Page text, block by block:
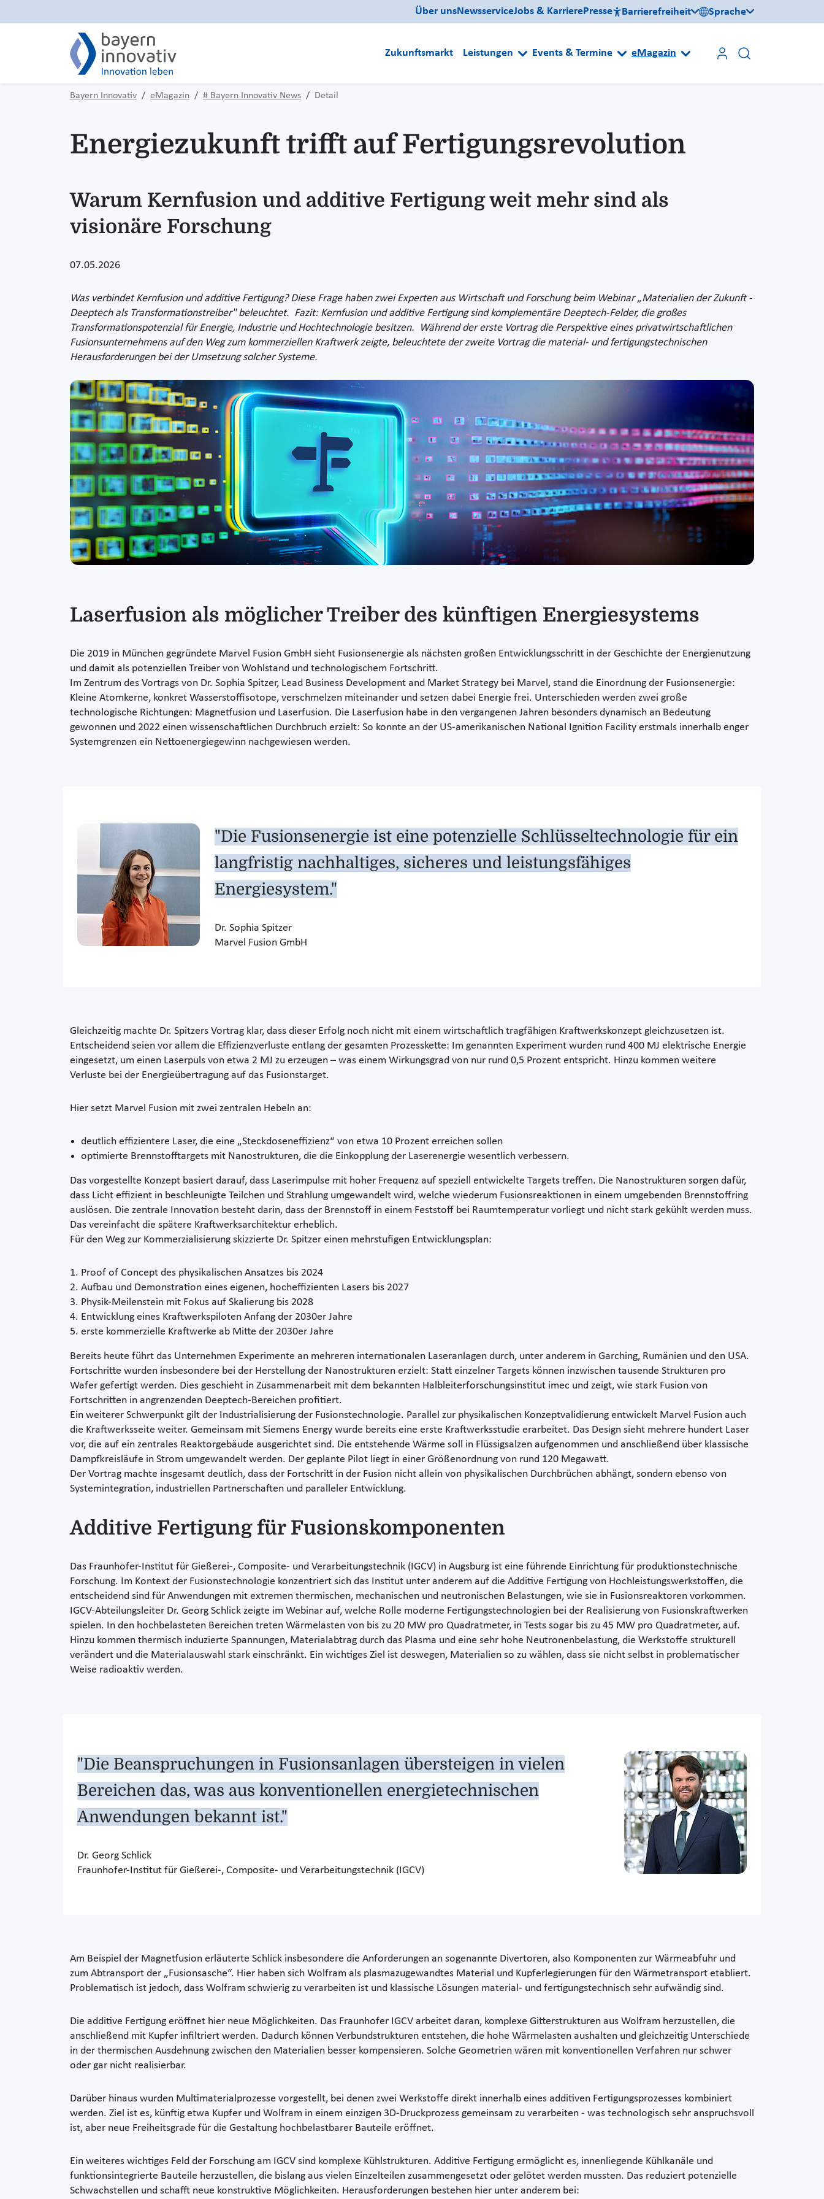
Über unsNewsserviceJobs & KarrierePresse Barrierefreiheit Sprache
Zukunftsmarkt Leistungen Events & Termine eMagazin
Bayern Innovativ eMagazin # Bayern Innovativ News Detail
Energiezukunft trifft auf Fertigungsrevolution
Warum Kernfusion und additive Fertigung weit mehr sind als
visionäre Forschung
07.05.2026
Was verbindet Kernfusion und additive Fertigung? Diese Frage haben zwei Experten aus Wirtschaft und Forschung beim Webinar „Materialien der Zukunft -
Deeptech als Transformationstreiber" beleuchtet. Fazit: Kernfusion und additive Fertigung sind komplementäre Deeptech-Felder, die großes
Transformationspotenzial für Energie, Industrie und Hochtechnologie besitzen. Während der erste Vortrag die Perspektive eines privatwirtschaftlichen
Fusionsunternehmens auf den Weg zum kommerziellen Kraftwerk zeigte, beleuchtete der zweite Vortrag die material- und fertigungstechnischen
Herausforderungen bei der Umsetzung solcher Systeme.
Laserfusion als möglicher Treiber des künftigen Energiesystems
Die 2019 in München gegründete Marvel Fusion GmbH sieht Fusionsenergie als nächsten großen Entwicklungsschritt in der Geschichte der Energienutzung
und damit als potenziellen Treiber von Wohlstand und technologischem Fortschritt.
Im Zentrum des Vortrags von Dr. Sophia Spitzer, Lead Business Development and Market Strategy bei Marvel, stand die Einordnung der Fusionsenergie:
Kleine Atomkerne, konkret Wasserstoffisotope, verschmelzen miteinander und setzen dabei Energie frei. Unterschieden werden zwei große
technologische Richtungen: Magnetfusion und Laserfusion. Die Laserfusion habe in den vergangenen Jahren besonders dynamisch an Bedeutung
gewonnen und 2022 einen wissenschaftlichen Durchbruch erzielt: So konnte an der US-amerikanischen National Ignition Facility erstmals innerhalb enger
Systemgrenzen ein Nettoenergiegewinn nachgewiesen werden.
"Die Fusionsenergie ist eine potenzielle Schlüsseltechnologie für ein
langfristig nachhaltiges, sicheres und leistungsfähiges
Energiesystem."
Dr. Sophia Spitzer
Marvel Fusion GmbH
Gleichzeitig machte Dr. Spitzers Vortrag klar, dass dieser Erfolg noch nicht mit einem wirtschaftlich tragfähigen Kraftwerkskonzept gleichzusetzen ist.
Entscheidend seien vor allem die Effizienzverluste entlang der gesamten Prozesskette: Im genannten Experiment wurden rund 400 MJ elektrische Energie
eingesetzt, um einen Laserpuls von etwa 2 MJ zu erzeugen – was einem Wirkungsgrad von nur rund 0,5 Prozent entspricht. Hinzu kommen weitere
Verluste bei der Energieübertragung auf das Fusionstarget.
Hier setzt Marvel Fusion mit zwei zentralen Hebeln an:
deutlich effizientere Laser, die eine „Steckdoseneffizienz“ von etwa 10 Prozent erreichen sollen
optimierte Brennstofftargets mit Nanostrukturen, die die Einkopplung der Laserenergie wesentlich verbessern.
Das vorgestellte Konzept basiert darauf, dass Laserimpulse mit hoher Frequenz auf speziell entwickelte Targets treffen. Die Nanostrukturen sorgen dafür,
dass Licht effizient in beschleunigte Teilchen und Strahlung umgewandelt wird, welche wiederum Fusionsreaktionen in einem umgebenden Brennstoffring
auslösen. Die zentrale Innovation besteht darin, dass der Brennstoff in einem Feststoff bei Raumtemperatur vorliegt und nicht stark gekühlt werden muss.
Das vereinfacht die spätere Kraftwerksarchitektur erheblich.
Für den Weg zur Kommerzialisierung skizzierte Dr. Spitzer einen mehrstufigen Entwicklungsplan:
Proof of Concept des physikalischen Ansatzes bis 2024
Aufbau und Demonstration eines eigenen, hocheffizienten Lasers bis 2027
Physik-Meilenstein mit Fokus auf Skalierung bis 2028
Entwicklung eines Kraftwerkspiloten Anfang der 2030er Jahre
erste kommerzielle Kraftwerke ab Mitte der 2030er Jahre
Bereits heute führt das Unternehmen Experimente an mehreren internationalen Laseranlagen durch, unter anderem in Garching, Rumänien und den USA.
Fortschritte wurden insbesondere bei der Herstellung der Nanostrukturen erzielt: Statt einzelner Targets können inzwischen tausende Strukturen pro
Wafer gefertigt werden. Dies geschieht in Zusammenarbeit mit dem bekannten Halbleiterforschungsinstitut imec und zeigt, wie stark Fusion von
Fortschritten in angrenzenden Deeptech-Bereichen profitiert.
Ein weiterer Schwerpunkt gilt der Industrialisierung der Fusionstechnologie. Parallel zur physikalischen Konzeptvalidierung entwickelt Marvel Fusion auch
die Kraftwerksseite weiter. Gemeinsam mit Siemens Energy wurde bereits eine erste Kraftwerksstudie erarbeitet. Das Design sieht mehrere hundert Laser
vor, die auf ein zentrales Reaktorgebäude ausgerichtet sind. Die entstehende Wärme soll in Flüssigsalzen aufgenommen und anschließend über klassische
Dampfkreisläufe in Strom umgewandelt werden. Der geplante Pilot liegt in einer Größenordnung von rund 120 Megawatt.
Der Vortrag machte insgesamt deutlich, dass der Fortschritt in der Fusion nicht allein von physikalischen Durchbrüchen abhängt, sondern ebenso von
Systemintegration, industriellen Partnerschaften und paralleler Entwicklung.
Additive Fertigung für Fusionskomponenten
Das Fraunhofer-Institut für Gießerei-, Composite- und Verarbeitungstechnik (IGCV) in Augsburg ist eine führende Einrichtung für produktionstechnische
Forschung. Im Kontext der Fusionstechnologie konzentriert sich das Institut unter anderem auf die Additive Fertigung von Hochleistungswerkstoffen, die
entscheidend sind für Anwendungen mit extremen thermischen, mechanischen und neutronischen Belastungen, wie sie in Fusionsreaktoren vorkommen.
IGCV-Abteilungsleiter Dr. Georg Schlick zeigte im Webinar auf, welche Rolle moderne Fertigungstechnologien bei der Realisierung von Fusionskraftwerken
spielen. In den hochbelasteten Bereichen treten Wärmelasten von bis zu 20 MW pro Quadratmeter, in Tests sogar bis zu 45 MW pro Quadratmeter, auf.
Hinzu kommen thermisch induzierte Spannungen, Materialabtrag durch das Plasma und eine sehr hohe Neutronenbelastung, die Werkstoffe strukturell
verändert und die Materialauswahl stark einschränkt. Ein wichtiges Ziel ist deswegen, Materialien so zu wählen, dass sie nicht selbst in problematischer
Weise radioaktiv werden.
"Die Beanspruchungen in Fusionsanlagen übersteigen in vielen
Bereichen das, was aus konventionellen energietechnischen
Anwendungen bekannt ist."
Dr. Georg Schlick
Fraunhofer-Institut für Gießerei-, Composite- und Verarbeitungstechnik (IGCV)
Am Beispiel der Magnetfusion erläuterte Schlick insbesondere die Anforderungen an sogenannte Divertoren, also Komponenten zur Wärmeabfuhr und
zum Abtransport der „Fusionsasche“. Hier haben sich Wolfram als plasmazugewandtes Material und Kupferlegierungen für den Wärmetransport etabliert.
Problematisch ist jedoch, dass Wolfram schwierig zu verarbeiten ist und klassische Lösungen material- und fertigungstechnisch sehr aufwändig sind.
Die additive Fertigung eröffnet hier neue Möglichkeiten. Das Fraunhofer IGCV arbeitet daran, komplexe Gitterstrukturen aus Wolfram herzustellen, die
anschließend mit Kupfer infiltriert werden. Dadurch können Verbundstrukturen entstehen, die hohe Wärmelasten aushalten und gleichzeitig Unterschiede
in der thermischen Ausdehnung zwischen den Materialien besser kompensieren. Solche Geometrien wären mit konventionellen Verfahren nur schwer
oder gar nicht realisierbar.
Darüber hinaus wurden Multimaterialprozesse vorgestellt, bei denen zwei Werkstoffe direkt innerhalb eines additiven Fertigungsprozesses kombiniert
werden. Ziel ist es, künftig etwa Kupfer und Wolfram in einem einzigen 3D-Druckprozess gemeinsam zu verarbeiten - was technologisch sehr anspruchsvoll
ist, aber neue Freiheitsgrade für die Gestaltung hochbelastbarer Bauteile eröffnet.
Ein weiteres wichtiges Feld der Forschung am IGCV sind komplexe Kühlstrukturen. Additive Fertigung ermöglicht es, innenliegende Kühlkanäle und
funktionsintegrierte Bauteile herzustellen, die bislang aus vielen Einzelteilen zusammengesetzt oder gelötet werden mussten. Das reduziert potenzielle
Schwachstellen und schafft neue konstruktive Möglichkeiten. Herausforderungen bestehen hier unter anderem bei: